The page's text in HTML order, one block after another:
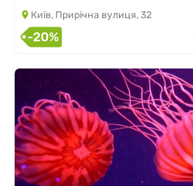
Київ, Прирічна вулиця, 32
-20%